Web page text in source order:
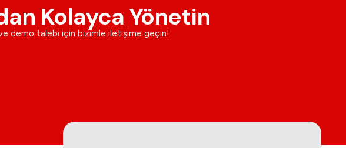
Kolayca Yönetin
demo talebi için bizimle iletişime geçin!